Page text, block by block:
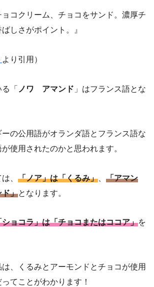
ョコクリーム、チョコをサンド。濃厚チ
しさがポイント。』
より引用）
「 ノワ アマンド 」はフランス語とな
の公用語がオランダ語とフランス語な
使用されたのかと思われます。
、 「ノア」は「くるみ」
「アマン
ド」となります。
ショコラ」は「チョコまたはココア」を
、くるみとアーモンドとチョコが使用
てことがわかります！